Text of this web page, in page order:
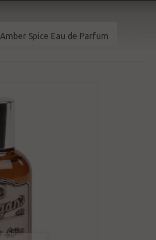
Amber Spice Eau de Parfum